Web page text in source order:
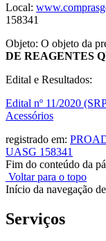
Local:
158341
Objeto: O objeto da
DE REAGENTES
Edital e Resultados:
Edital nº 11/2020
Acessórios
registrado em:
UASG 158341
Fim do conteúdo da
Voltar para o topo
Início da navegação
Serviços